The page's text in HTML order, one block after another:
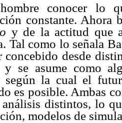
conocer lo
constante. Ahora
y de la actitud que
Tal como lo señala
concebido desde
se asume como
según la cual el
es posible. Ambas
distintos, lo
modelos de